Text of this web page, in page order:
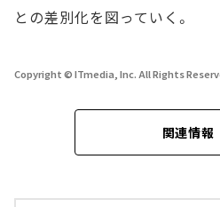
との差別化を図っていく。
Copyright © ITmedia, Inc. All Rights
関連情報